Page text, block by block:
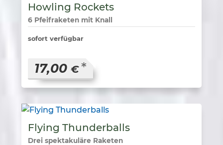
Howling Rockets
6 Pfeifraketen mit Knall
sofort verfügbar
17,00 € *
Flying Thunderballs
Drei spektakuläre Raketen